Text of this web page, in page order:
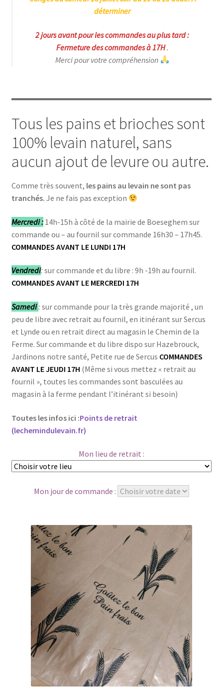
déterminer
2 jours avant pour les commandes au plus tard :
Fermeture des commandes à 17H.
Merci pour votre compréhension
Tous les pains et brioches sont
100% levain naturel, sans
aucun ajout de levure ou autre.
Comme très souvent, les pains au levain ne sont pas
tranchés. Je ne fais pas exception
Mercredi:14h-15h à côté de la mairie de Boeseghem sur
commande ou – au fournil sur commande 16h30 – 17h45.
COMMANDES AVANT LE LUNDI 17H
Vendredi: sur commande et du libre : 9h -19h au fournil.
COMMANDES AVANT LE MERCREDI 17H
Samedi: sur commande pour la très grande majorité , un
peu de libre avec retrait au fournil, en itinérant sur Sercus
et Lynde ou en retrait direct au magasin le Chemin de la
Ferme. Sur commande et du libre dispo sur Hazebrouck,
Jardinons notre santé, Petite rue de Sercus COMMANDES
AVANT LE JEUDI 17H (Même si vous mettez « retrait au
fournil », toutes les commandes sont basculées au
magasin à la ferme pendant l’itinérant si besoin)
Toutes les infos ici :Points de retrait
(lechemindulevain.fr)
Mon lieu de retrait :
Mon jour de commande :